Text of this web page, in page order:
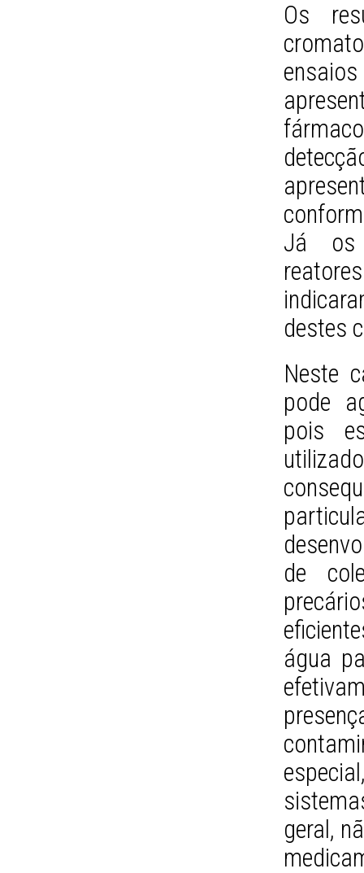
Os
Já os
destes
Neste
pode
pois
de
água
geral,